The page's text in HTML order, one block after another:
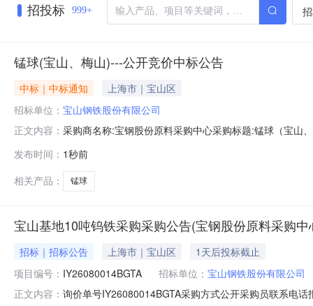
招投标 999+
锰球(宝山、梅山)---公开竞价中标公告
中标｜中标通知
上海市｜宝山区
招标单位： 宝山钢铁股份有限公司
正文内容： 采购商名称:宝钢股份原料采购中心采购标题:锰球（宝山
发布时间： 1秒前
相关产品：
锰球
宝山基地10吨钨铁采购采购公告(宝钢股份原料采购中
招标｜招标公告 上海市｜宝山区
1天后投标截止
项目编号： IY26080014BGTA 招标单位： 宝山钢铁股份有限公司
正文内容： 询价单号IY26080014BGTA采购方式公开采购员联系电